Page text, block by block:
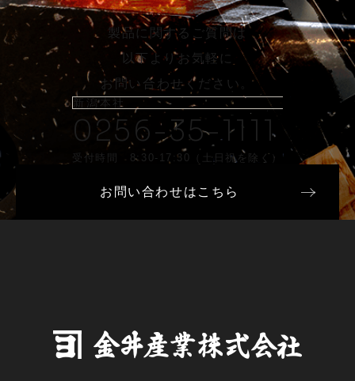
製品に関するご質問は
以下よりお気軽に
お問い合わせください。
新潟本社
0256-35-1111
受付時間 8:30-17:30（土日祝を除く）
お問い合わせはこちら